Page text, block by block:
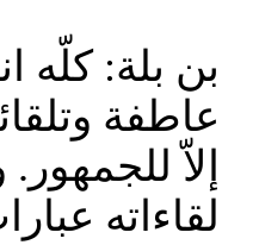
بن بلة: كلّه
عاطفة
إلاّ
لقاءاته